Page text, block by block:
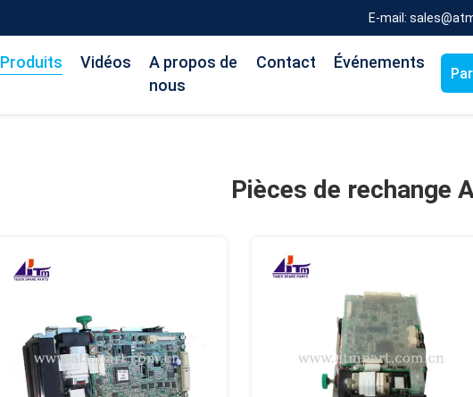
E-mail:
Produits Vidéos
A propos de
nous
Contact Événements
Pièces de rechange